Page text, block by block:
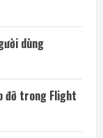
dùng
đỡ trong Flight